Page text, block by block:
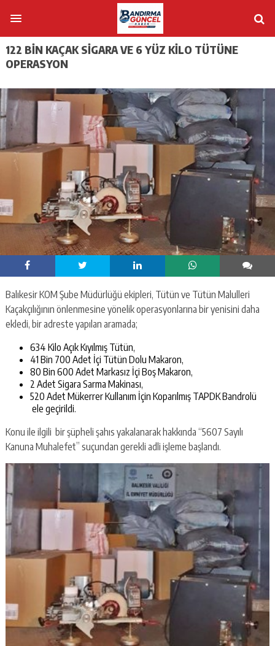
122 BİN KAÇAK SİGARA VE 6 YÜZ KİLO TÜTÜNE
OPERASYON
Balıkesir KOM Şube Müdürlüğü ekipleri, Tütün ve Tütün Malulleri
Kaçakçılığının önlenmesine yönelik operasyonlarına bir yenisini daha
ekledi, bir adreste yapılan aramada;
634 Kilo Açık Kıyılmış Tütün,
41 Bin 700 Adet İçi Tütün Dolu Makaron,
80 Bin 600 Adet Markasız İçi Boş Makaron,
2 Adet Sigara Sarma Makinası,
520 Adet Mükerrer Kullanım İçin Koparılmış TAPDK Bandrolü
ele geçirildi.
Konu ile ilgili bir şüpheli şahıs yakalanarak hakkında “5607 Sayılı
Kanuna Muhalefet” suçundan gerekli adli işleme başlandı.